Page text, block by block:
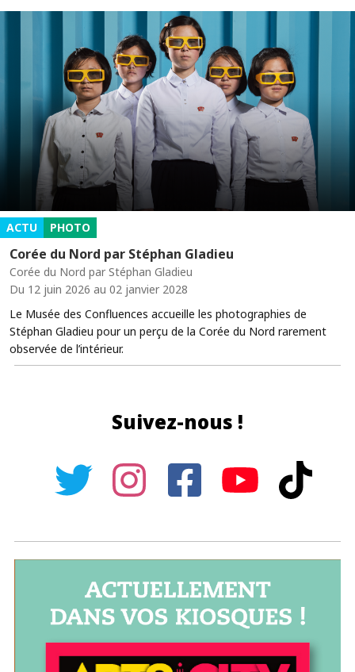
ACTU PHOTO
Corée du Nord par Stéphan Gladieu
Corée du Nord par Stéphan Gladieu
Du 12 juin 2026 au 02 janvier 2028
Le Musée des Confluences accueille les photographies de
Stéphan Gladieu pour un perçu de la Corée du Nord rarement
observée de l’intérieur.
Suivez-nous !